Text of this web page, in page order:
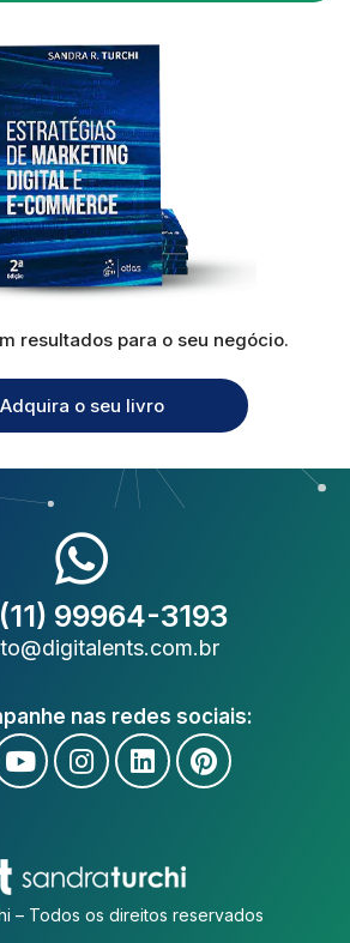
resultados para o seu negócio.
Adquira o seu livro
99964-3193
nas redes sociais:
– Todos os direitos reservados